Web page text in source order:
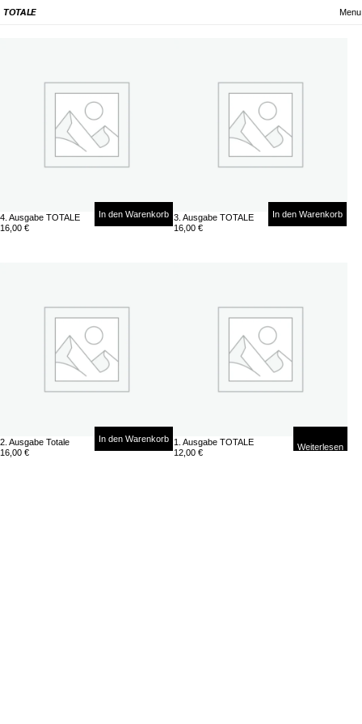
TOTALE Menu
4. Ausgabe TOTALE
16,00 €
In den Warenkorb 3. Ausgabe TOTALE
16,00€
In den Warenkorb
2. Ausgabe Totale
16,00 €
In den Warenkorb 1. Ausgabe TOTALE
12,00€
Weiterlesen